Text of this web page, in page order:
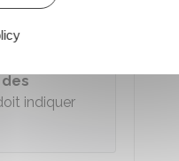
d'adoption.
indiquer